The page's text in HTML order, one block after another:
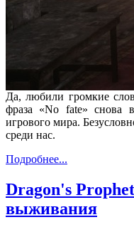
Да, любили громкие
фраза «No fate» снова
игрового мира.
среди нас.
Подробнее...
Dragon's
выживания